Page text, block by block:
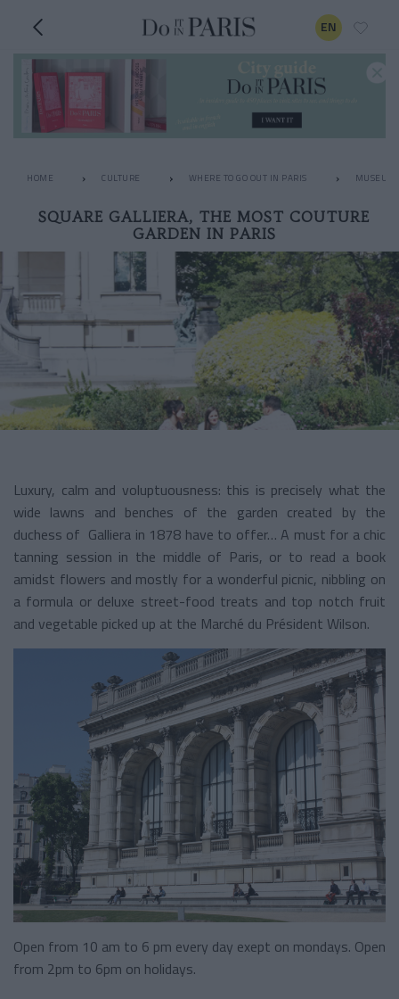
EN
HOME CULTURE WHERE TO GO OUT IN PARIS MUSEUM
SQUARE GALLIERA, THE MOST COUTURE
GARDEN IN PARIS
Luxury, calm and voluptuousness: this is precisely what the
wide lawns and benches of the garden created by the
duchess of Galliera in 1878 have to offer… A must for a chic
tanning session in the middle of Paris, or to read a book
amidst flowers and mostly for a wonderful picnic, nibbling on
a formula or deluxe street-food treats and top notch fruit
and vegetable picked up at the Marché du Président Wilson.
Open from 10 am to 6 pm every day exept on mondays. Open
from 2pm to 6pm on holidays.